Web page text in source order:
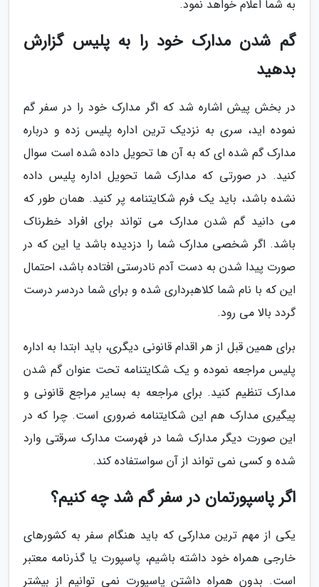
به شما اعلام خواهد نمود.
گم شدن مدارک خود را به پلیس گزارش
بدهید
در بخش پیش اشاره شد که اگر مدارک خود را در سفر گم
نموده اید، سری به نزدیک ترین اداره پلیس زده و درباره
مدارک گم شده ای که به آن ها تحویل داده شده است سوال
کنید. در صورتی که مدارک شما تحویل اداره پلیس داده
نشده باشد، باید یک فرم شکایتنامه پر کنید. همان طور که
می دانید گم شدن مدارک می تواند برای افراد خطرناک
باشد. اگر شخصی مدارک شما را دزدیده باشد یا این که در
صورت پیدا شدن به دست آدم نادرستی افتاده باشد، احتمال
این که با نام شما کلاهبرداری شده و برای شما دردسر درست
گردد بالا می رود.
برای همین قبل از هر اقدام قانونی دیگری، باید ابتدا به اداره
پلیس مراجعه نموده و یک شکایتنامه تحت عنوان گم شدن
مدارک تنظیم کنید. برای مراجعه به بسایر مراجع قانونی و
پیگیری مدارک هم این شکایتنامه ضروری است. چرا که در
این صورت دیگر مدارک شما در فهرست مدارک سرقتی وارد
شده و کسی نمی تواند از آن سواستفاده کند.
اگر پاسپورتمان در سفر گم شد چه کنیم؟
یکی از مهم ترین مدارکی که باید هنگام سفر به کشورهای
خارجی همراه خود داشته باشیم، پاسپورت یا گذرنامه معتبر
است. بدون همراه داشتن پاسپورت نمی توانیم از بیشتر